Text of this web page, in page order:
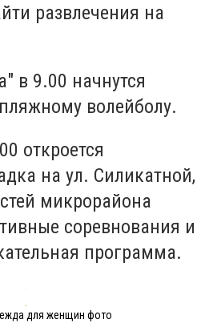
развлечения на
в 9.00 начнутся
волейболу.
откроется
на ул. Силикатной,
микрорайона
соревнования и
программа.
для женщин фото